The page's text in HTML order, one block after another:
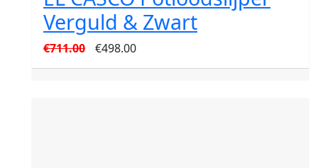
Verguld & Zwart
€711.00
Oorspronkelijke
prijs
€498.00Huidige
prijs